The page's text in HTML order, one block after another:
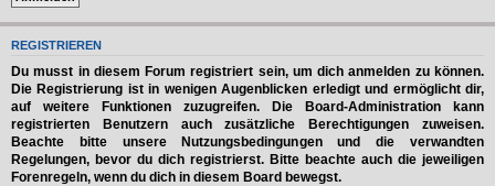
REGISTRIEREN
Du musst in diesem Forum registriert sein, um dich anmelden zu können.
Die Registrierung ist in wenigen Augenblicken erledigt und ermöglicht dir,
auf weitere Funktionen zuzugreifen. Die Board-Administration kann
registrierten Benutzern auch zusätzliche Berechtigungen zuweisen.
Beachte bitte unsere Nutzungsbedingungen und die verwandten
Regelungen, bevor du dich registrierst. Bitte beachte auch die jeweiligen
Forenregeln, wenn du dich in diesem Board bewegst.